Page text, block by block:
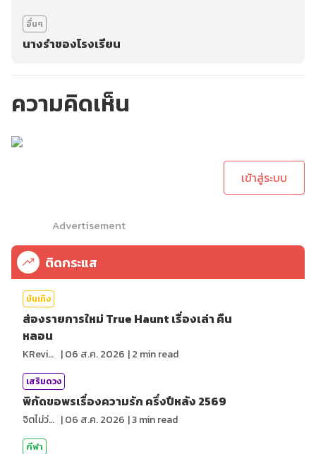
อื่นๆ
นางรำของโรงเรียน
ความคิดเห็น
เข้าสู่ระบบ
Advertisement
ติดกระแส
บันเทิง
ส่องรายการใหม่ True Haunt เรื่องเล่า คืน
หลอน
KReview |06 ส.ค. 2026 |2 min read
เสริมดวง
พิกัดขอพรเรื่องความรัก ครึ่งปีหลัง 2569
จิตไม่ว่าง |06 ส.ค. 2026 |3min read
กีฬา